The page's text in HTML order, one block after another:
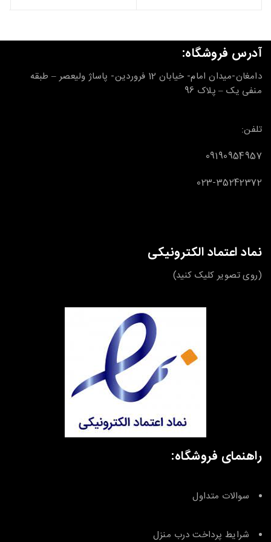
آدرس فروشگاه:
دامغان-میدان امام- خیابان 12 فروردین- پاساژ ولیعصر – طبقه
منفی یک – پلاک 96
تلفن:
09190954957
023-35242372
نماد اعتماد الکترونیکی
(روی تصویر کلیک کنید)
راهنمای فروشگاه:
سوالات متداول
شرایط پرداخت درب منزل